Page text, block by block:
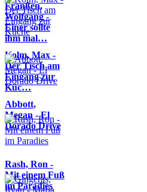
Franßen,
Wolfgang -
Einer sollte
ihm mal…
Kolm, Max -
Der Tisch am
Eingang zur
Küc…
Abbott,
Megan - El
Dorado Drive
Rash, Ron -
Mit einem Fuß
im Paradies